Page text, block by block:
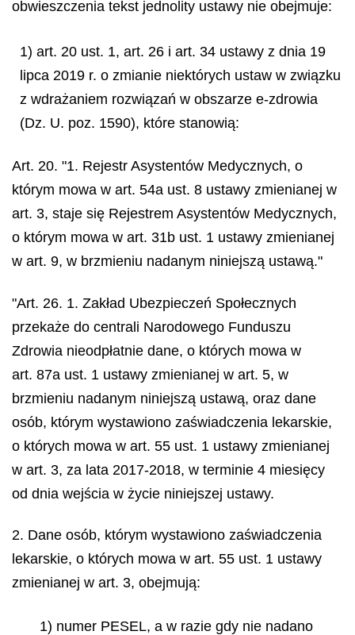
obwieszczenia tekst jednolity ustawy nie obejmuje:
1) art. 20 ust. 1, art. 26 i art. 34 ustawy z dnia 19
lipca 2019 r. o zmianie niektórych ustaw w związku
z wdrażaniem rozwiązań w obszarze e-zdrowia
(Dz. U. poz. 1590), które stanowią:
Art. 20. "1. Rejestr Asystentów Medycznych, o
którym mowa w art. 54a ust. 8 ustawy zmienianej w
art. 3, staje się Rejestrem Asystentów Medycznych,
o którym mowa w art. 31b ust. 1 ustawy zmienianej
w art. 9, w brzmieniu nadanym niniejszą ustawą."
"Art. 26. 1. Zakład Ubezpieczeń Społecznych
przekaże do centrali Narodowego Funduszu
Zdrowia nieodpłatnie dane, o których mowa w
art. 87a ust. 1 ustawy zmienianej w art. 5, w
brzmieniu nadanym niniejszą ustawą, oraz dane
osób, którym wystawiono zaświadczenia lekarskie,
o których mowa w art. 55 ust. 1 ustawy zmienianej
w art. 3, za lata 2017-2018, w terminie 4 miesięcy
od dnia wejścia w życie niniejszej ustawy.
2. Dane osób, którym wystawiono zaświadczenia
lekarskie, o których mowa w art. 55 ust. 1 ustawy
zmienianej w art. 3, obejmują:
1) numer PESEL, a w razie gdy nie nadano